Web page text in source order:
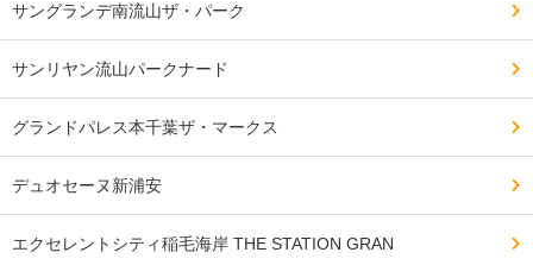
サングランデ南流山ザ・パーク
サンリヤン流山パークナード
グランドパレス本千葉ザ・マークス
デュオセーヌ新浦安
エクセレントシティ稲毛海岸 THE STATION GRAN